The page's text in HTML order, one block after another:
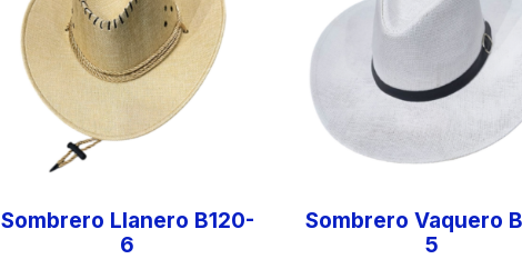
Sombrero Llanero B120-
6
Sombrero Vaquero
5